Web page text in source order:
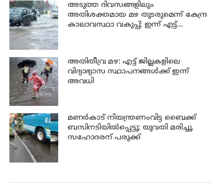
അടുത്ത ദിവസങ്ങളിലും
അതിശക്തമായ മഴ തുടരുമെന്ന് കേന്ദ്ര
കാലാവസ്ഥാ വകുപ്പ്; ഇന്ന് എട്ട്
അതിതീവ്ര മഴ: എട്ട് ജില്ലകളിലെ
വിദ്യാഭ്യാസ സ്ഥാപനങ്ങൾക്ക് ഇന്ന്
അവധി
മണര്‍കാട് നിയന്ത്രണംവിട്ട ബൈക്ക്
ബസിനടിയിൽപ്പെട്ടു; യുവതി മരിച്ചു,
സഹോദരന് പരുക്ക്